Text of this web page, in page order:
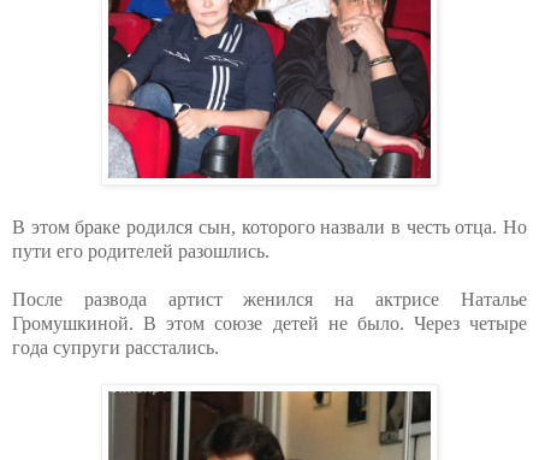
В этом браке родился сын, которого назвали в честь отца. Но
пути его родителей разошлись.
После развода артист женился на актрисе Наталье
Громушкиной. В этом союзе детей не было. Через четыре
года супруги расстались.